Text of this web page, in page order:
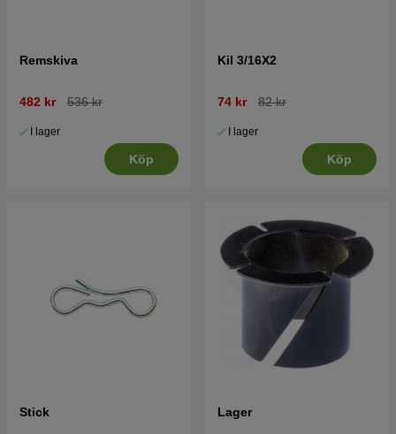
Remskiva
482 kr 536 kr
I lager
Köp
Kil 3/16X2
74 kr 82 kr
I lager
Köp
Stick Lager